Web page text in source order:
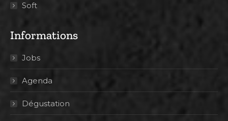
Soft
Informations
Jobs
Agenda
Dégustation